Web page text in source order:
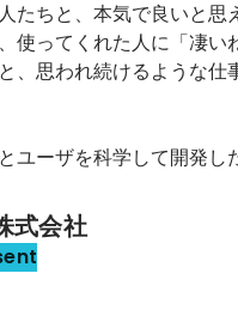
たちと、本気で良いと思
使ってくれた人に「凄い
、思われ続けるような仕
ユーザを科学して開発し
式会社